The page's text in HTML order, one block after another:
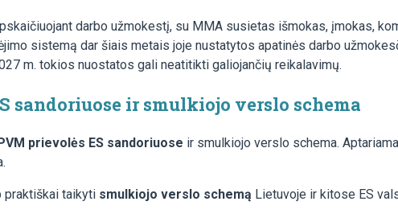
darbo užmokestį, su MMA susietas išmokas, įmokas,
sistemą dar šiais metais joje nustatytos apatinės darbo
m. tokios nuostatos gali neatitikti galiojančių reikalavimų.
sandoriuose ir smulkiojo verslo schema
prievolės ES sandoriuose ir smulkiojo verslo schema.
praktiškai taikyti smulkiojo verslo schemą Lietuvoje ir kitose ES